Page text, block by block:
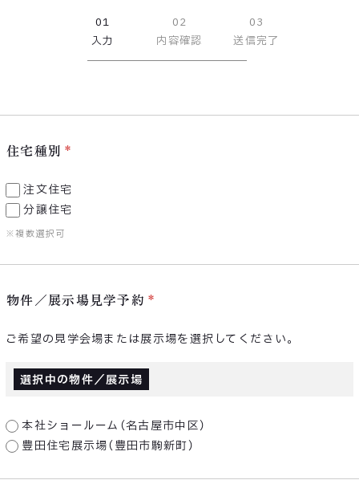
01
入力
02
内容確認
03
送信完了
住宅種別
注文住宅
分譲住宅
※複数選択可
物件／展示場見学予約
ご希望の見学会場または展示場を選択してください。
選択中の物件／展示場
本社ショールーム（名古屋市中区）
豊田住宅展示場（豊田市駒新町）